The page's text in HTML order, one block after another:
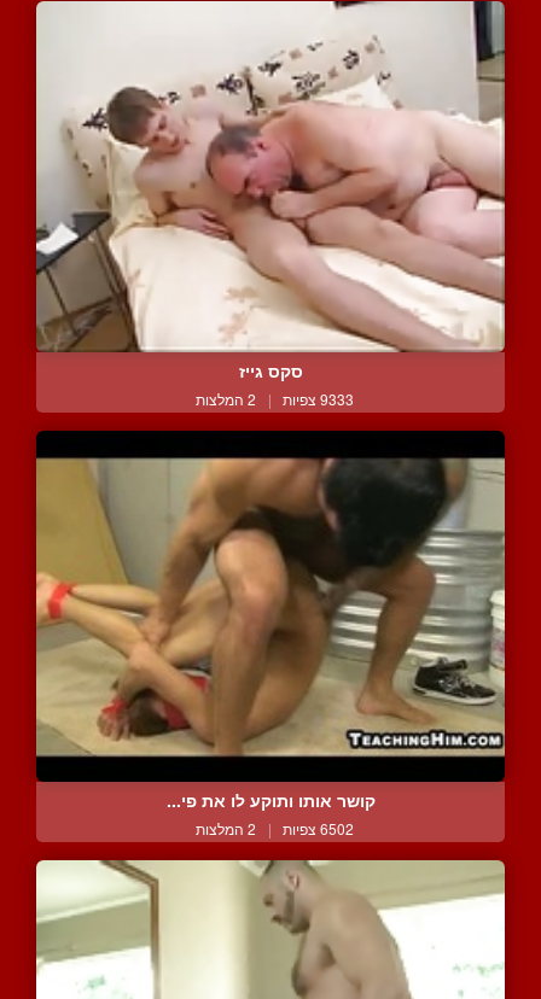
סקס גייז
9333 צפיות | 2 המלצות
קושר אותו ותוקע לו את פי...
6502 צפיות | 2 המלצות